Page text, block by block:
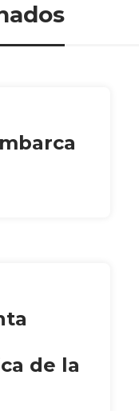
de la